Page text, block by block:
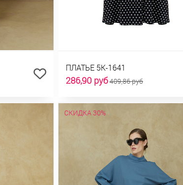
ПЛАТЬЕ 5К-1641
286,90 руб409,86 руб
СКИДКА 30%